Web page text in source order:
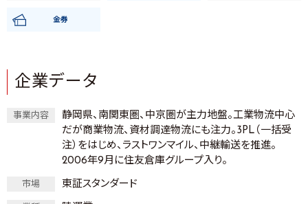
金券
企業データ
事業内容
静岡県、南関東圏、中京圏が主力地盤。工業物流中心
だが商業物流、資材調達物流にも注力。3PL（一括受
注）をはじめ、ラストワンマイル、中継輸送を推進。
2006年9月に住友倉庫グループ入り。
市場 東証スタンダード